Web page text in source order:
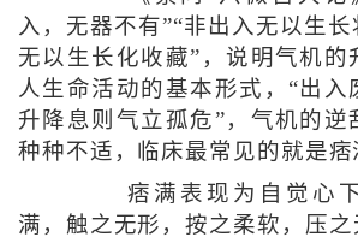
入，无器不有”“非出入无以生
无以生长化收藏”，说明气机的
人生命活动的基本形式，“出入
升降息则气立孤危”，气机的逆
种种不适，临床最常见的就是痞
痞满表现为自觉心
满，触之无形，按之柔软，压